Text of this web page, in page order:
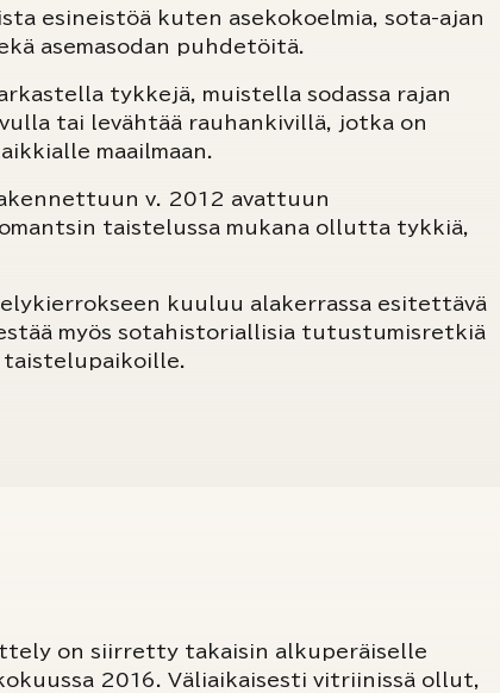
esineistöä kuten asekokoelmia, sota-ajan
asemasodan puhdetöitä.
tykkejä, muistella sodassa rajan
tai levähtää rauhankivillä, jotka on
maailmaan.
v. 2012 avattuun
taistelussa mukana ollutta tykkiä,
kuuluu alakerrassa esitettävä
myös sotahistoriallisia tutustumisretkiä
taistelupaikoille.
on siirretty takaisin alkuperäiselle
2016. Väliaikaisesti vitriinissä ollut,